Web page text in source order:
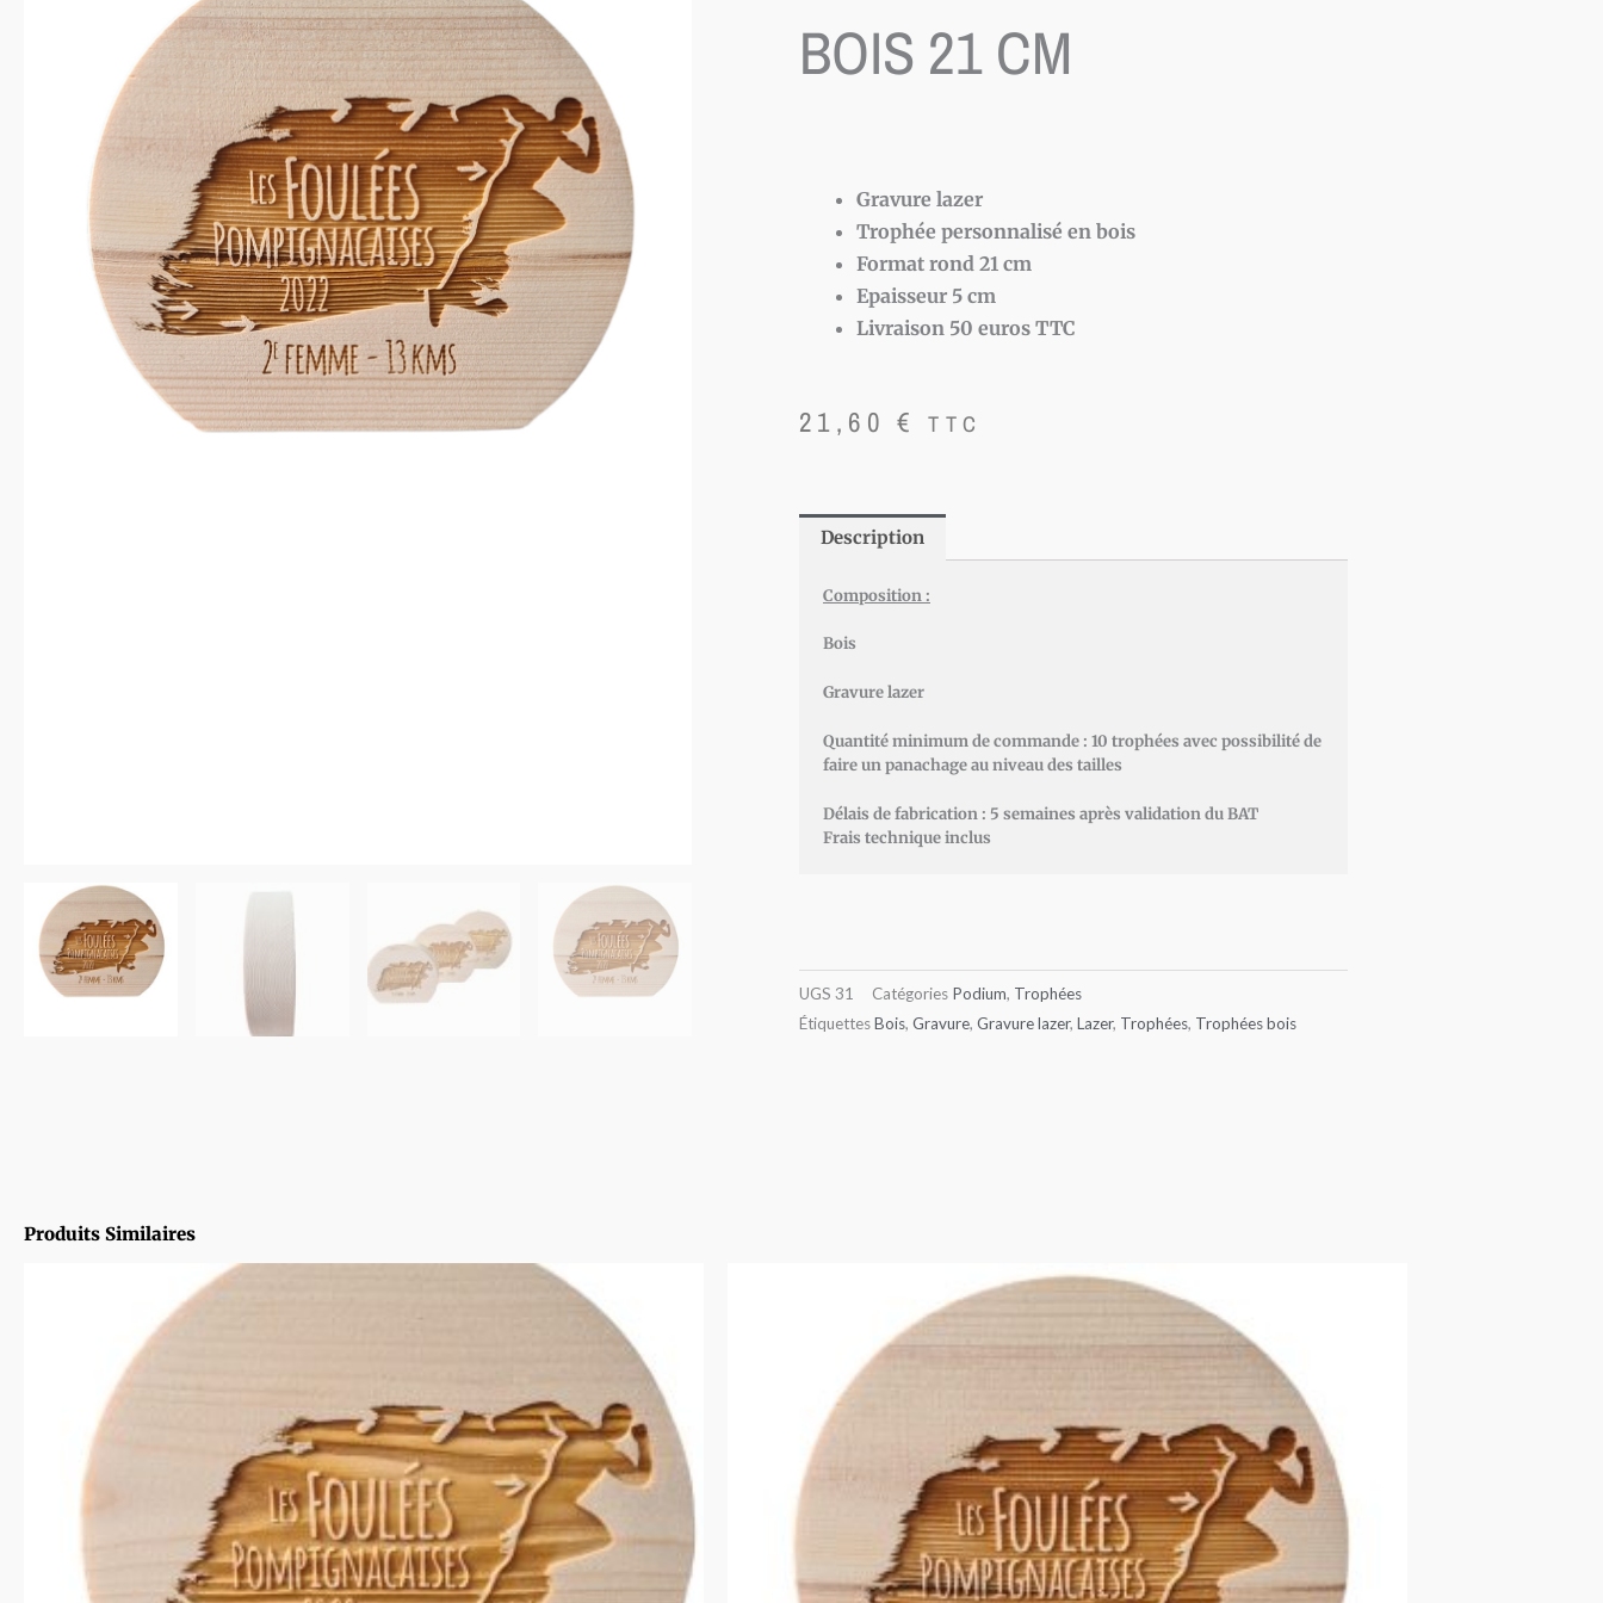
BOIS 21 CM
Gravure lazer
Trophée personnalisé en bois
Format rond 21 cm
Epaisseur 5 cm
Livraison 50 euros TTC
21,60€ TTC
Description
Composition :
Bois
Gravure lazer
Quantité minimum de commande : 10 trophées avec possibilité de
faire un panachage au niveau des tailles
Délais de fabrication : 5 semaines après validation du BAT
Frais technique inclus
UGS 31 Catégories Podium, Trophées
ÉtiquettesBois, Gravure, Gravure lazer, Lazer, Trophées, Trophées bois
Produits Similaires